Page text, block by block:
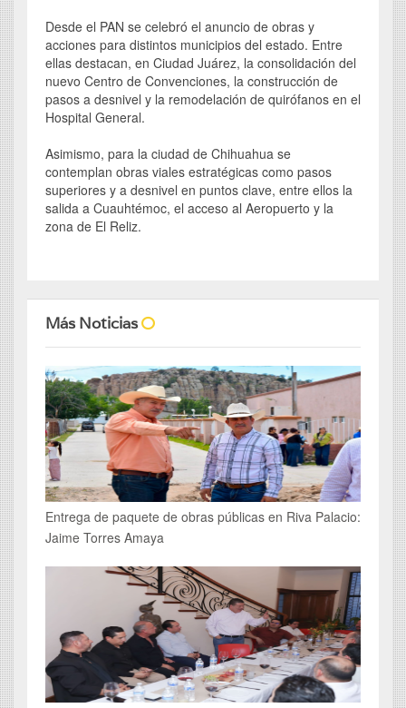
Desde el PAN se celebró el anuncio de obras y
acciones para distintos municipios del estado. Entre
ellas destacan, en Ciudad Juárez, la consolidación del
nuevo Centro de Convenciones, la construcción de
pasos a desnivel y la remodelación de quirófanos en el
Hospital General.
Asimismo, para la ciudad de Chihuahua se
contemplan obras viales estratégicas como pasos
superiores y a desnivel en puntos clave, entre ellos la
salida a Cuauhtémoc, el acceso al Aeropuerto y la
zona de El Reliz.
Más Noticias
Entrega de paquete de obras públicas en Riva Palacio:
Jaime Torres Amaya